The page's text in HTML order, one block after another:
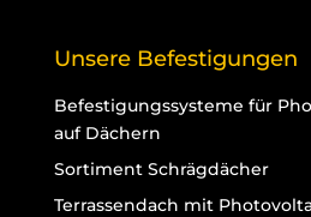
Unsere Befestigungen
Befestigungssysteme für
auf Dächern
Sortiment Schrägdächer
Terrassendach mit